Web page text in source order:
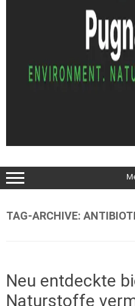
TAG-ARCHIVE:
Neu entdeckte
Naturstoffe